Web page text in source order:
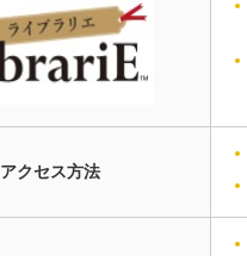
アクセス方法